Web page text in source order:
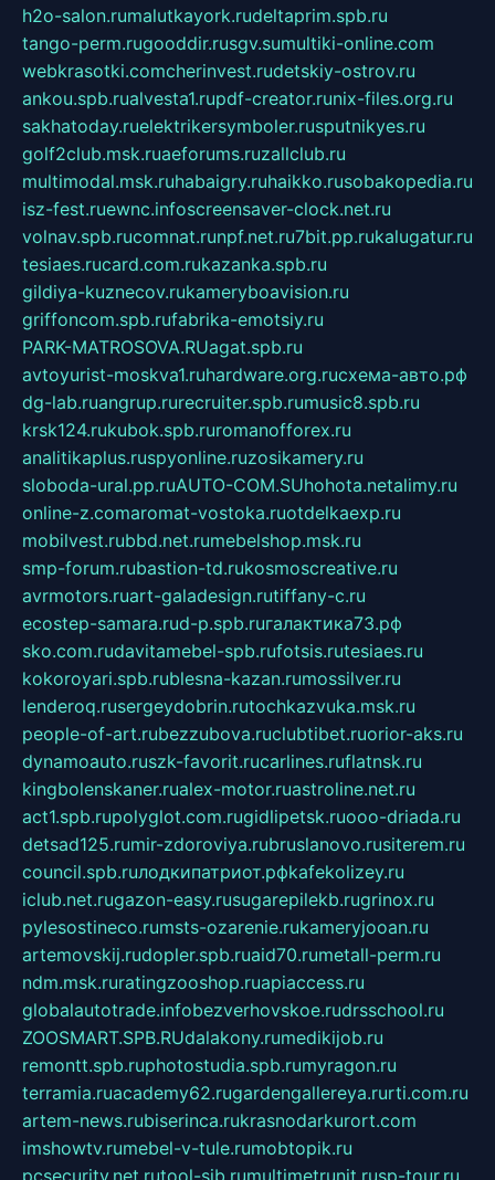
h2o-salon.rumalutkayork.rudeltaprim.spb.ru
tango-perm.rugooddir.rusgv.sumultiki-online.com
webkrasotki.comcherinvest.rudetskiy-ostrov.ru
ankou.spb.rualvesta1.rupdf-creator.runix-files.org.ru
sakhatoday.ruelektrikersymboler.rusputnikyes.ru
golf2club.msk.ruaeforums.ruzallclub.ru
multimodal.msk.ruhabaigry.ruhaikko.rusobakopedia.ru
isz-fest.ruewnc.infoscreensaver-clock.net.ru
volnav.spb.rucomnat.runpf.net.ru7bit.pp.rukalugatur.ru
tesiaes.rucard.com.rukazanka.spb.ru
gildiya-kuznecov.rukameryboavision.ru
griffoncom.spb.rufabrika-emotsiy.ru
PARK-MATROSOVA.RUagat.spb.ru
avtoyurist-moskva1.ruhardware.org.ruсхема-авто.рф
dg-lab.ruangrup.rurecruiter.spb.rumusic8.spb.ru
krsk124.rukubok.spb.ruromanofforex.ru
analitikaplus.ruspyonline.ruzosikamery.ru
sloboda-ural.pp.ruAUTO-COM.SUhohota.netalimy.ru
online-z.comaromat-vostoka.ruotdelkaexp.ru
mobilvest.rubbd.net.rumebelshop.msk.ru
smp-forum.rubastion-td.rukosmoscreative.ru
avrmotors.ruart-galadesign.rutiffany-c.ru
ecostep-samara.rud-p.spb.ruгалактика73.рф
sko.com.rudavitamebel-spb.rufotsis.rutesiaes.ru
kokoroyari.spb.rublesna-kazan.rumossilver.ru
lenderoq.rusergeydobrin.rutochkazvuka.msk.ru
people-of-art.rubezzubova.ruclubtibet.ruorior-aks.ru
dynamoauto.ruszk-favorit.rucarlines.ruflatnsk.ru
kingbolenskaner.rualex-motor.ruastroline.net.ru
act1.spb.rupolyglot.com.rugidlipetsk.ruooo-driada.ru
detsad125.rumir-zdoroviya.rubruslanovo.rusiterem.ru
council.spb.ruлодкипатриот.рфkafekolizey.ru
iclub.net.rugazon-easy.rusugarepilekb.rugrinox.ru
pylesostineco.rumsts-ozarenie.rukameryjooan.ru
artemovskij.rudopler.spb.ruaid70.rumetall-perm.ru
ndm.msk.ruratingzooshop.ruapiaccess.ru
globalautotrade.infobezverhovskoe.rudrsschool.ru
ZOOSMART.SPB.RUdalakony.rumedikijob.ru
remontt.spb.ruphotostudia.spb.rumyragon.ru
terramia.ruacademy62.rugardengallereya.rurti.com.ru
artem-news.rubiserinca.rukrasnodarkurort.com
imshowtv.rumebel-v-tule.rumobtopik.ru
pcsecurity.net.rutool-sib.rumultimetrunit.rusp-tour.ru